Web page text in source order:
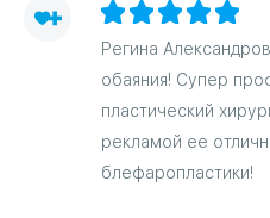
Регина
обаяния! Супер
пластический
рекламой ее
блефаропластики!